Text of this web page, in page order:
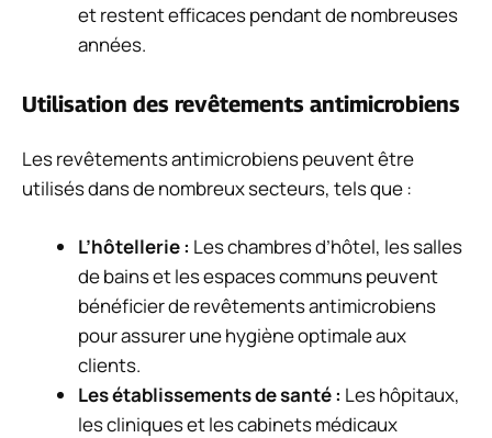
et restent efficaces pendant de nombreuses
années.
Utilisation des revêtements antimicrobiens
Les revêtements antimicrobiens peuvent être
utilisés dans de nombreux secteurs, tels que :
L’hôtellerie : Les chambres d’hôtel, les salles
de bains et les espaces communs peuvent
bénéficier de revêtements antimicrobiens
pour assurer une hygiène optimale aux
clients.
Les établissements de santé : Les hôpitaux,
les cliniques et les cabinets médicaux